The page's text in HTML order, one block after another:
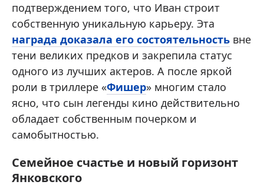
подтверждением того, что Иван строит
собственную уникальную карьеру. Эта
награда доказала его состоятельность вне
тени великих предков и закрепила статус
одного из лучших актеров. А после яркой
роли в триллере «Фишер» многим стало
ясно, что сын легенды кино действительно
обладает собственным почерком и
самобытностью.
Семейное счастье и новый горизонт
Янковского